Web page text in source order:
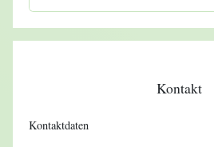
Kontakt
Kontaktdaten